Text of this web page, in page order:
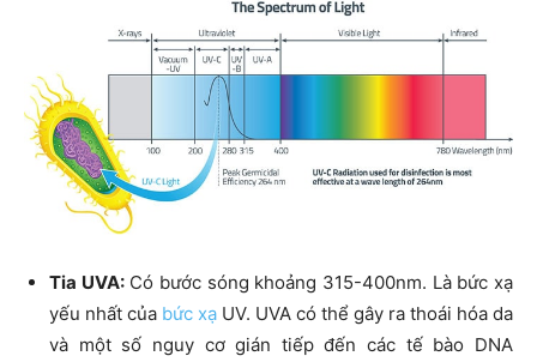
Tia UVA:Có bước sóng khoảng 315-400nm. Là bức xạ
yếu nhất của bức xạ UV. UVA có thể gây ra thoái hóa da
và một số nguy cơ gián tiếp đến các tế bào DNA